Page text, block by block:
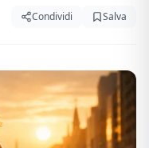
Condividi Salva